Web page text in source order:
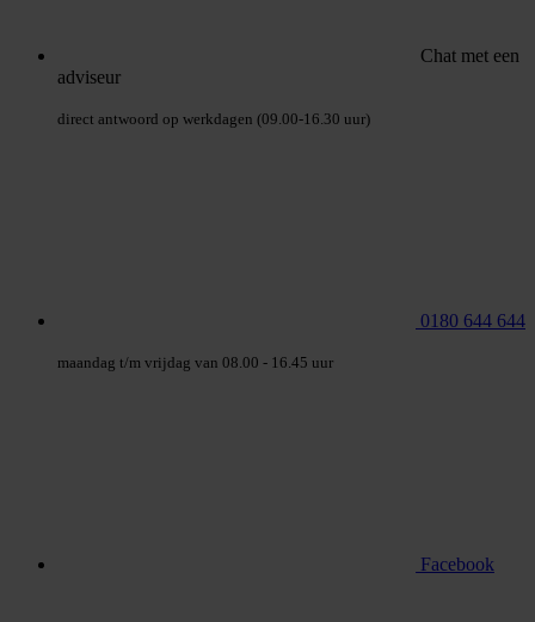
Chat met een
adviseur
direct antwoord op werkdagen (09.00-16.30 uur)
0180 644 644
maandag t/m vrijdag van 08.00 - 16.45 uur
Facebook